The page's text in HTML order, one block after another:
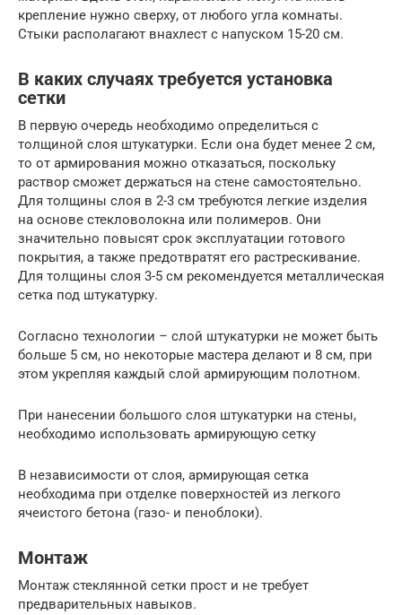
крепление нужно сверху, от любого угла комнаты.
Стыки располагают внахлест с напуском 15-20 см.
В каких случаях требуется установка
сетки
В первую очередь необходимо определиться с
толщиной слоя штукатурки. Если она будет менее 2 см,
то от армирования можно отказаться, поскольку
раствор сможет держаться на стене самостоятельно.
Для толщины слоя в 2-3 см требуются легкие изделия
на основе стекловолокна или полимеров. Они
значительно повысят срок эксплуатации готового
покрытия, а также предотвратят его растрескивание.
Для толщины слоя 3-5 см рекомендуется металлическая
сетка под штукатурку.
Согласно технологии – слой штукатурки не может быть
больше 5 см, но некоторые мастера делают и 8 см, при
этом укрепляя каждый слой армирующим полотном.
При нанесении большого слоя штукатурки на стены,
необходимо использовать армирующую сетку
В независимости от слоя, армирующая сетка
необходима при отделке поверхностей из легкого
ячеистого бетона (газо- и пеноблоки).
Монтаж
Монтаж стеклянной сетки прост и не требует
предварительных навыков.